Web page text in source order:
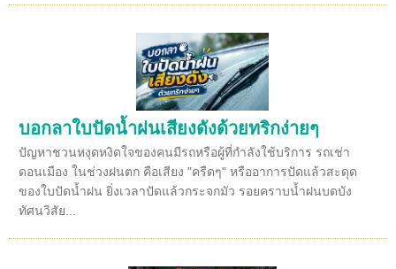
บอกลาใบปัดน้ำฝนเสียงดังด้วยทริกง่ายๆ
ปัญหาชวนหงุดหงิดใจของคนมีรถหรือผู้ที่กำลังใช้บริการ รถเช่า
ดอนเมือง ในช่วงฝนตก คือเสียง "ครืดๆ" หรืออาการปัดแล้วสะดุด
ของใบปัดน้ำฝน ยิ่งเวลาปัดแล้วกระจกมัว รอยคราบน้ำฝนบดบัง
ทัศนวิสัย...